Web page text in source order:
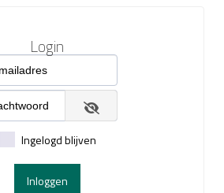
Login
Ingelogd blijven
Inloggen